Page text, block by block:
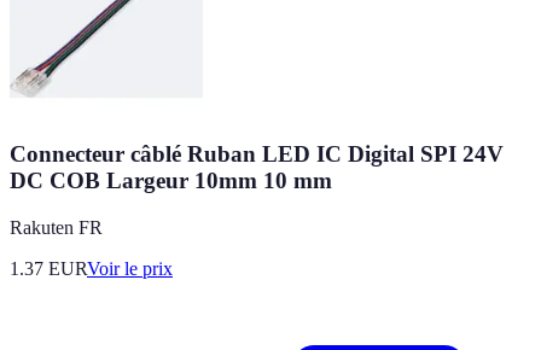
Connecteur câblé Ruban LED IC Digital SPI 24V
DC COB Largeur 10mm 10 mm
Rakuten FR
1.37 EURVoir le prix